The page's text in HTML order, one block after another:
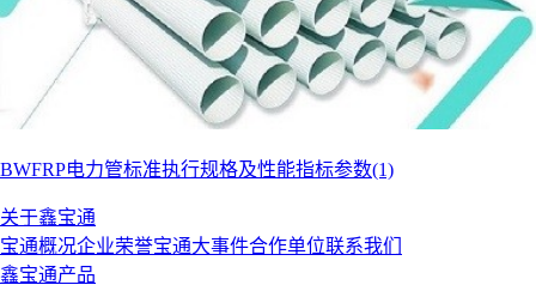
BWFRP电力管标准执行规格及性能指标参数(1)
关于鑫宝通
宝通概况企业荣誉宝通大事件合作单位联系我们
鑫宝通产品